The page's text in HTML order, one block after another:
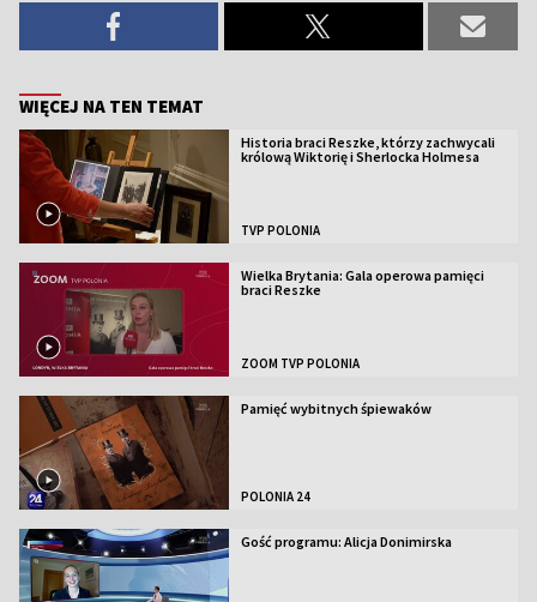
WIĘCEJ NA TEN TEMAT
Historia braci Reszke, którzy zachwycali
królową Wiktorię i Sherlocka Holmesa
TVP POLONIA
Wielka Brytania: Gala operowa pamięci
braci Reszke
ZOOM TVP POLONIA
Pamięć wybitnych śpiewaków
POLONIA 24
Gość programu: Alicja Donimirska